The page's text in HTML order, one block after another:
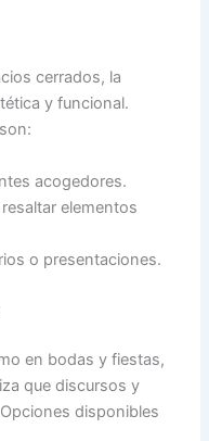
cerrados, la
y funcional.
acogedores.
elementos
o presentaciones.
en bodas y fiestas,
que discursos y
disponibles